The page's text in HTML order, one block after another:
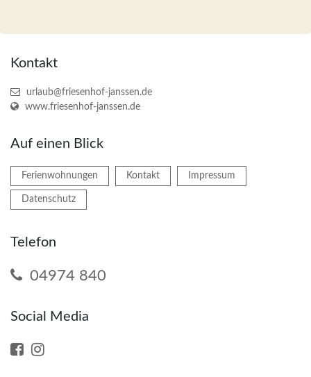
Kontakt
urlaub@friesenhof-janssen.de
www.friesenhof-janssen.de
Auf einen Blick
Ferienwohnungen Kontakt Impressum
Datenschutz
Telefon
04974 840
Social Media